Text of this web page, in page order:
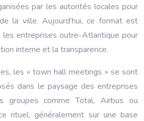
par les autorités locales pour
la ville. Aujourd’hui, ce format est
entreprises outre-Atlantique pour
interne et la transparence.
les « town hall meetings » se sont
dans le paysage des entreprises
groupes comme Total, Airbus ou
rituel, généralement sur une base